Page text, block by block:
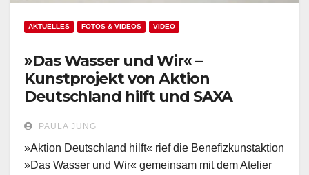
AKTUELLES FOTOS & VIDEOS VIDEO
»Das Wasser und Wir« –
Kunstprojekt von Aktion
Deutschland hilft und SAXA
PAULA JUNG
»Aktion Deutschland hilft« rief die Benefizkunstaktion
»Das Wasser und Wir« gemeinsam mit dem Atelier